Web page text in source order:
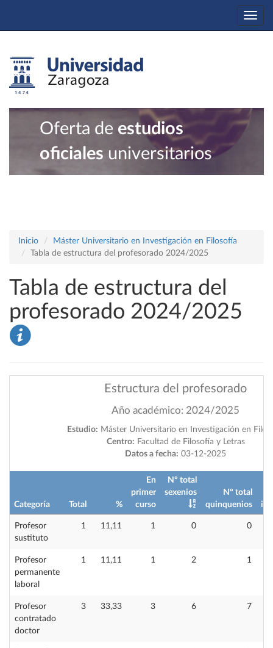
Oferta de estudios
oficiales universitarios
Inicio
Máster Universitario en Investigación en Filosofía
Tabla de estructura del profesorado 2024/2025
Tabla de estructura del
profesorado 2024/2025
Estructura del profesorado
Año académico: 2024/2025
Estudio: Máster Universitario en Investigación en
Centro: Facultad de Filosofía y Letras
Datos a fecha: 03-12-2025
Categoría Total %
En
primer
curso
Nº total
sexenios
Nº total
quinquenios
Profesor
sustituto
1 11,11 1 0 0
Profesor
permanente
laboral
1 11,11 1 2 1
Profesor
contratado
doctor
3 33,33 3 6 7